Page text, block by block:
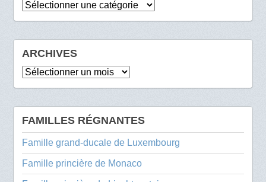
Catégories
ARCHIVES
Archives
FAMILLES RÉGNANTES
Famille grand-ducale de Luxembourg
Famille princière de Monaco